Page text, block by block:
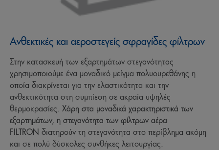
Ανθεκτικές και αεροστεγείς σφραγίδες φίλτρων
Στην κατασκευή των εξαρτημάτων στεγανότητας
χρησιμοποιούμε ένα μοναδικό μείγμα πολυουρεθάνης η
οποία διακρίνεται για την ελαστικότητα και την
ανθεκτικότητα στη συμπίεση σε ακραία υψηλές
θερμοκρασίες. Χάρη στα μοναδικά χαρακτηριστικά των
εξαρτημάτων, η στεγανότητα των φίλτρων αέρα
FILTRON διατηρούν τη στεγανότητα στο περίβλημα ακόμη
και σε πολύ δύσκολες συνθήκες λειτουργίας.